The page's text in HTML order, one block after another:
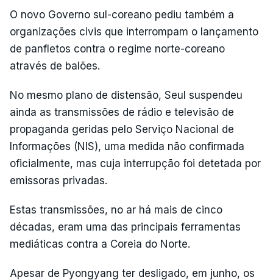
O novo Governo sul-coreano pediu também a
organizações civis que interrompam o lançamento
de panfletos contra o regime norte-coreano
através de balões.
No mesmo plano de distensão, Seul suspendeu
ainda as transmissões de rádio e televisão de
propaganda geridas pelo Serviço Nacional de
Informações (NIS), uma medida não confirmada
oficialmente, mas cuja interrupção foi detetada por
emissoras privadas.
Estas transmissões, no ar há mais de cinco
décadas, eram uma das principais ferramentas
mediáticas contra a Coreia do Norte.
Apesar de Pyongyang ter desligado, em junho, os